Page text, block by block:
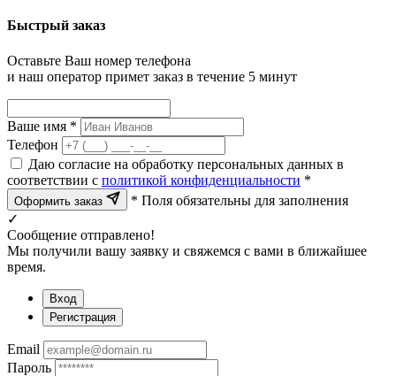
Быстрый заказ
Оставьте Ваш номер телефона
и наш оператор примет заказ в течение 5 минут
Ваше имя *
Телефон
Даю согласие на обработку персональных данных в
соответствии с политикой конфиденциальности *
Оформить заказ
* Поля обязательны для заполнения
✓
Сообщение отправлено!
Мы получили вашу заявку и свяжемся с вами в ближайшее
время.
Вход
Регистрация
Email
Пароль